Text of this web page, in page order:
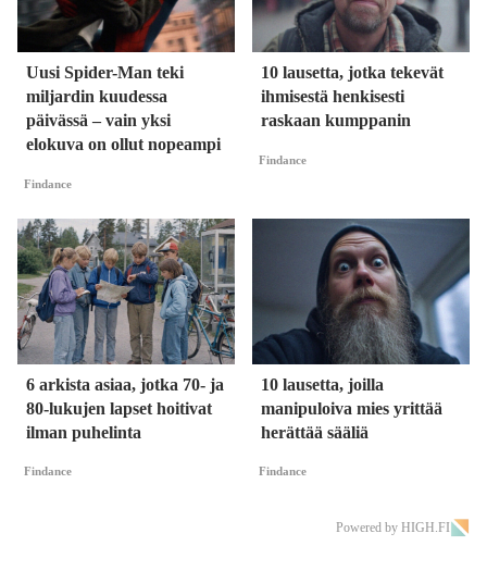
Uusi Spider-Man teki
miljardin kuudessa
päivässä – vain yksi
elokuva on ollut nopeampi
Findance
10 lausetta, jotka tekevät
ihmisestä henkisesti
raskaan kumppanin
Findance
6 arkista asiaa, jotka 70- ja
80-lukujen lapset hoitivat
ilman puhelinta
Findance
10 lausetta, joilla
manipuloiva mies yrittää
herättää sääliä
Findance
Powered by HIGH.FI